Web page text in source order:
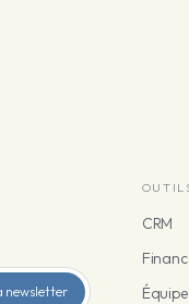
newsletter
CRM